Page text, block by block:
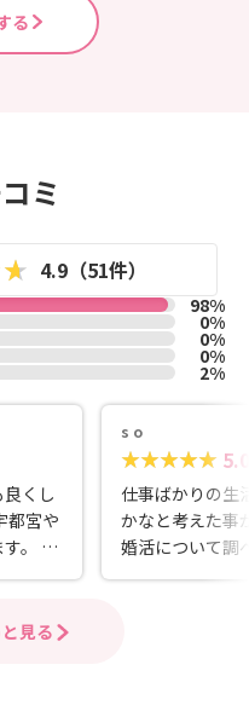
る
ミ
4.9（51件）
98%
0%
0%
0%
2%
くし
都宮や
。 結
色々
回答
s o
5.0
仕事ばかりの生
かなと考えた事
婚活について調
相談所の情報が
見る